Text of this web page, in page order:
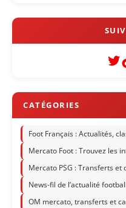
Foot Français : Actualités,
Mercato Foot : Trouvez les
Mercato PSG : Transferts et
News-fil de l’actualité football
OM mercato, transferts et